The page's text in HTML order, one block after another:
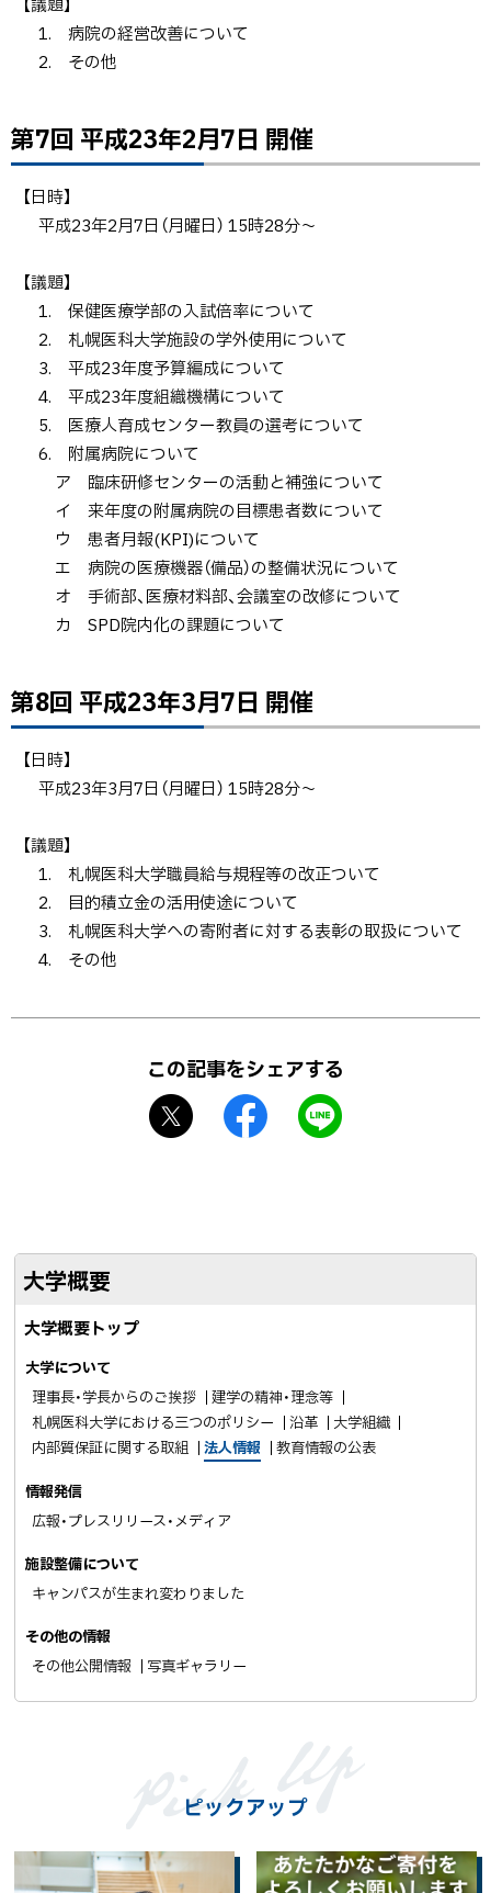
1. 病院の経営改善について
2. その他
ト
ッ
プ
る
第7回 平成23年2月7日 開催
【日時】
平成23年2月7日（月曜日） 15時28分～
【議題】
1. 保健医療学部の入試倍率について
2. 札幌医科大学施設の学外使用について
3. 平成23年度予算編成について
4. 平成23年度組織機構について
5. 医療人育成センター教員の選考について
6. 附属病院について
ア 臨床研修センターの活動と補強について
イ 来年度の附属病院の目標患者数について
ウ 患者月報(KPI)について
エ 病院の医療機器（備品）の整備状況について
オ 手術部、医療材料部、会議室の改修について
カ SPD院内化の課題について
ト
ッ
プ
る
第8回 平成23年3月7日 開催
【日時】
平成23年3月7日（月曜日） 15時28分～
【議題】
1. 札幌医科大学職員給与規程等の改正ついて
2. 目的積立金の活用使途について
3. 札幌医科大学への寄附者に対する表彰の取扱について
4. その他
この記事をシェアする
o
ア
送
大学概要
大学概要トップ
大学について
理事長・学長からのご挨拶
建学の精神・理念等
札幌医科大学における三つのポリシー
沿革
大学組織
内部質保証に関する取組
法人情報 教育情報の公表
情報発信
広報・プレスリリース・メディア
施設整備について
キャンパスが生まれ変わりました
その他の情報
その他公開情報
写真ギャラリー
ピックアップ